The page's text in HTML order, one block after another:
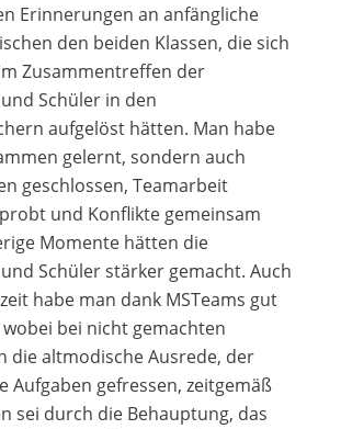
Erinnerungen an anfängliche
den beiden Klassen, die sich
Zusammentreffen der
Schüler in den
aufgelöst hätten. Man habe
gelernt, sondern auch
geschlossen, Teamarbeit
und Konflikte gemeinsam
Momente hätten die
Schüler stärker gemacht. Auch
habe man dank MSTeams gut
bei nicht gemachten
die altmodische Ausrede, der
Aufgaben gefressen, zeitgemäß
sei durch die Behauptung, das